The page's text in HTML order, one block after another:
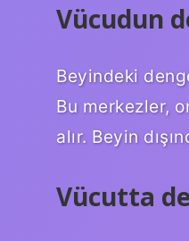
Vücudun
Beyindeki
Bu merkezler,
alır. Beyin
Vücutta